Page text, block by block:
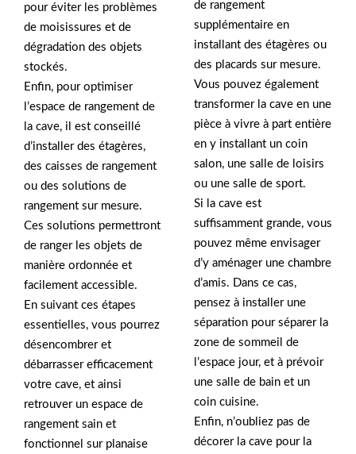
pour éviter les problèmes
de moisissures et de
dégradation des objets
stockés.
Enfin, pour optimiser
l’espace de rangement de
la cave, il est conseillé
d’installer des étagères,
des caisses de rangement
ou des solutions de
rangement sur mesure.
Ces solutions permettront
de ranger les objets de
manière ordonnée et
facilement accessible.
En suivant ces étapes
essentielles, vous pourrez
désencombrer et
débarrasser efficacement
votre cave, et ainsi
retrouver un espace de
rangement sain et
fonctionnel sur planaise
de rangement
supplémentaire en
installant des étagères ou
des placards sur mesure.
Vous pouvez également
transformer la cave en une
pièce à vivre à part entière
en y installant un coin
salon, une salle de loisirs
ou une salle de sport.
Si la cave est
suffisamment grande, vous
pouvez même envisager
d’y aménager une chambre
d’amis. Dans ce cas,
pensez à installer une
séparation pour séparer la
zone de sommeil de
l’espace jour, et à prévoir
une salle de bain et un
coin cuisine.
Enfin, n’oubliez pas de
décorer la cave pour la